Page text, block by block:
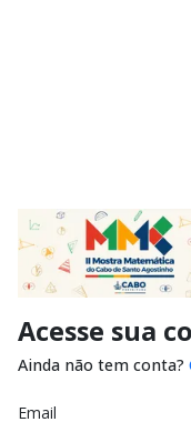
Acesse sua
Ainda não tem conta?
Email